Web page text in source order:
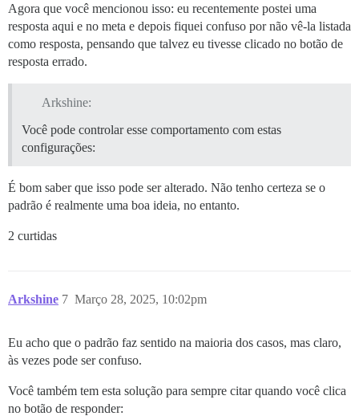
Agora que você mencionou isso: eu recentemente postei uma
resposta aqui e no meta e depois fiquei confuso por não vê-la listada
como resposta, pensando que talvez eu tivesse clicado no botão de
resposta errado.
Arkshine:
Você pode controlar esse comportamento com estas
configurações:
É bom saber que isso pode ser alterado. Não tenho certeza se o
padrão é realmente uma boa ideia, no entanto.
2 curtidas
Arkshine Março 28, 2025, 10:02pm
7
Eu acho que o padrão faz sentido na maioria dos casos, mas claro,
às vezes pode ser confuso.
Você também tem esta solução para sempre citar quando você clica
no botão de responder: